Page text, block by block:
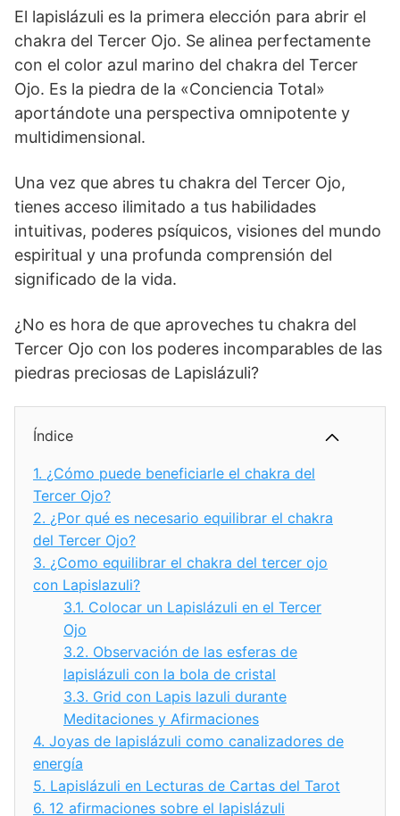
El lapislázuli es la primera elección para abrir el
chakra del Tercer Ojo. Se alinea perfectamente
con el color azul marino del chakra del Tercer
Ojo. Es la piedra de la «Conciencia Total»
aportándote una perspectiva omnipotente y
multidimensional.
Una vez que abres tu chakra del Tercer Ojo,
tienes acceso ilimitado a tus habilidades
intuitivas, poderes psíquicos, visiones del mundo
espiritual y una profunda comprensión del
significado de la vida.
¿No es hora de que aproveches tu chakra del
Tercer Ojo con los poderes incomparables de las
piedras preciosas de Lapislázuli?
Índice
1. ¿Cómo puede beneficiarle el chakra del
Tercer Ojo?
2. ¿Por qué es necesario equilibrar el chakra
del Tercer Ojo?
3. ¿Como equilibrar el chakra del tercer ojo
con Lapislazuli?
3.1. Colocar un Lapislázuli en el Tercer
Ojo
3.2. Observación de las esferas de
lapislázuli con la bola de cristal
3.3. Grid con Lapis lazuli durante
Meditaciones y Afirmaciones
4. Joyas de lapislázuli como canalizadores de
energía
5. Lapislázuli en Lecturas de Cartas del Tarot
6. 12 afirmaciones sobre el lapislázuli